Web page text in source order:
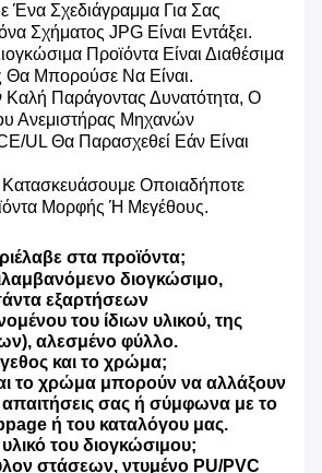
Σχεδιάγραμμα Για Σας
Σχήματος JPG Είναι Εντάξει.
Προϊόντα Είναι Διαθέσιμα
Θα Μπορούσε Να Είναι.
Καλή Παράγοντας Δυνατότητα, Ο
Ανεμιστήρας Μηχανών
UL Θα Παρασχεθεί Εάν Είναι
Οποιαδήποτε
Μορφής Ή Μεγέθους.
στα προϊόντα;
διογκώσιμο,
εξαρτήσεων
του ίδιων υλικού, της
αλεσμένο φύλλο.
και το χρώμα;
το χρώμα μπορούν να αλλάξουν
σας ή σύμφωνα με το
ή του καταλόγου μας.
του διογκώσιμου;
στάσεων, ντυμένο PU/PVC